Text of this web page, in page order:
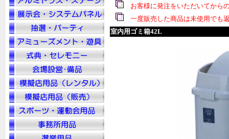
お客様に発注をいただいてから
一度販売した商品は未使用でも
室内用ゴミ箱42L